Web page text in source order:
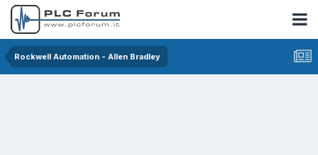
Rockwell Automation - Allen Bradley